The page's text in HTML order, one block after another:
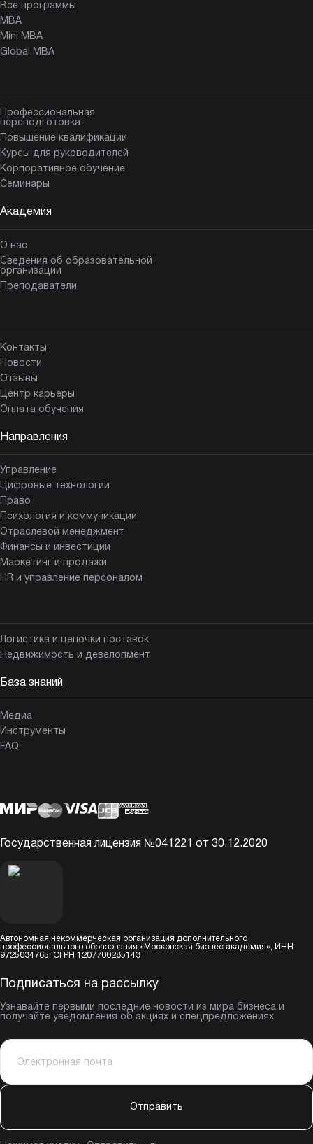
Все программы
MBA
Mini MBA
Global MBA
Профессиональная
переподготовка
Повышение квалификации
Курсы для руководителей
Корпоративное обучение
Семинары
Академия
О нас
Сведения об образовательной
организации
Преподаватели
Контакты
Новости
Отзывы
Центр карьеры
Оплата обучения
Направления
Управление
Цифровые технологии
Право
Психология и коммуникации
Отраслевой менеджмент
Финансы и инвестиции
Маркетинг и продажи
HR и управление персоналом
Логистика и цепочки поставок
Недвижимость и девелопмент
База знаний
Медиа
Инструменты
FAQ
Государственная лицензия №041221 от 30.12.2020
Автономная некоммерческая организация дополнительного
профессионального образования «Московская бизнес академия», ИНН
9725034765, ОГРН 1207700285143
Подписаться на рассылку
Узнавайте первыми последние новости из мира бизнеса и
получайте уведомления об акциях и спецпредложениях
Отправить